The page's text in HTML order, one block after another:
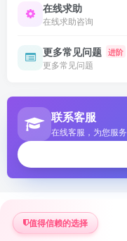
在线求助
在线求助咨询
更多常见问题 进阶
更多常见问题
联系客服
在线客服，为您服务
值得信赖的选择